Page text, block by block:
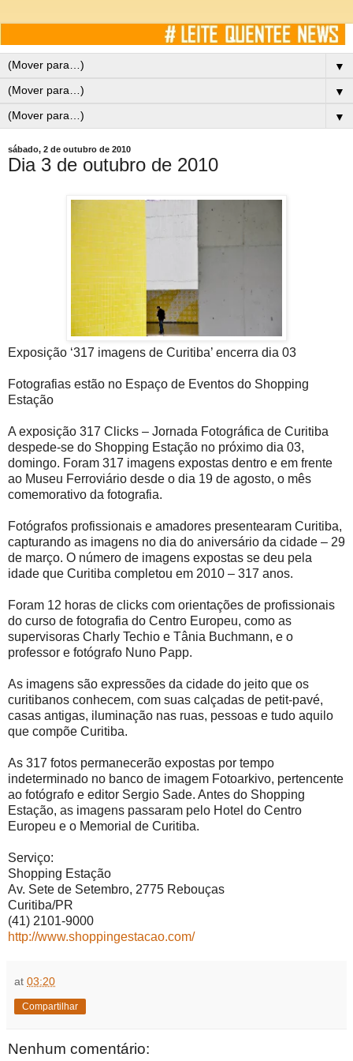
▼
▼
▼
sábado, 2 de outubro de 2010
Dia 3 de outubro de 2010
Exposição ‘317 imagens de Curitiba’ encerra dia 03
Fotografias estão no Espaço de Eventos do Shopping
Estação
A exposição 317 Clicks – Jornada Fotográfica de Curitiba
despede-se do Shopping Estação no próximo dia 03,
domingo. Foram 317 imagens expostas dentro e em frente
ao Museu Ferroviário desde o dia 19 de agosto, o mês
comemorativo da fotografia.
Fotógrafos profissionais e amadores presentearam Curitiba,
capturando as imagens no dia do aniversário da cidade – 29
de março. O número de imagens expostas se deu pela
idade que Curitiba completou em 2010 – 317 anos.
Foram 12 horas de clicks com orientações de profissionais
do curso de fotografia do Centro Europeu, como as
supervisoras Charly Techio e Tânia Buchmann, e o
professor e fotógrafo Nuno Papp.
As imagens são expressões da cidade do jeito que os
curitibanos conhecem, com suas calçadas de petit-pavé,
casas antigas, iluminação nas ruas, pessoas e tudo aquilo
que compõe Curitiba.
As 317 fotos permanecerão expostas por tempo
indeterminado no banco de imagem Fotoarkivo, pertencente
ao fotógrafo e editor Sergio Sade. Antes do Shopping
Estação, as imagens passaram pelo Hotel do Centro
Europeu e o Memorial de Curitiba.
Serviço:
Shopping Estação
Av. Sete de Setembro, 2775 Rebouças
Curitiba/PR
(41) 2101-9000
http://www.shoppingestacao.com/
at 03:20
Compartilhar
Nenhum comentário: